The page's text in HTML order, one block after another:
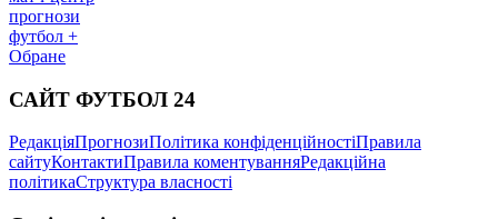
прогнози
футбол +
Обране
САЙТ ФУТБОЛ 24
РедакціяПрогнозиПолітика конфіденційностіПравила
сайтуКонтактиПравила коментуванняРедакційна
політикаСтруктура власності